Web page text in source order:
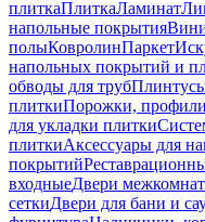
плиткаПлиткаЛаминат
напольные покрытия
полыКовролинПаркет
напольных покрытий и
обводы для труб
плиткиПорожки,
для укладки плитки
плиткиАксессуары для
покрытий
входныеДвери
сеткиДвери для бани и